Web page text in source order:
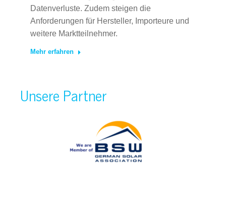
Datenverluste. Zudem steigen die
Anforderungen für Hersteller, Importeure und
weitere Marktteilnehmer.
Mehr erfahren
Unsere Partner